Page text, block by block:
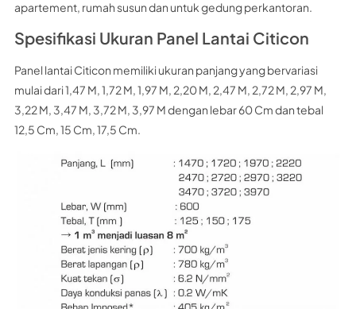
apartement, rumah susun dan untuk gedung perkantoran.
Spesifikasi Ukuran Panel Lantai Citicon
Panel lantai Citicon memiliki ukuran panjang yang bervariasi
mulai dari 1,47 M, 1,72 M, 1,97 M, 2,20 M, 2,47 M, 2,72 M, 2,97 M,
3,22 M, 3,47 M, 3,72 M, 3,97 M dengan lebar 60 Cm dan tebal
12,5 Cm, 15 Cm, 17,5 Cm.